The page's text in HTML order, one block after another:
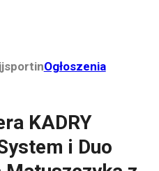
inOgłoszenia
KADRY
i Duo